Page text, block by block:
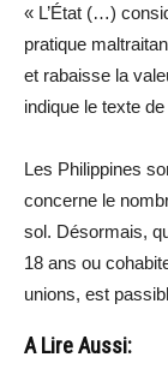
« L’État (…)
pratique
et rabaisse la
indique le texte
Les Philippines
concerne le
sol. Désormais,
18 ans ou
unions, est
A Lire Aussi: